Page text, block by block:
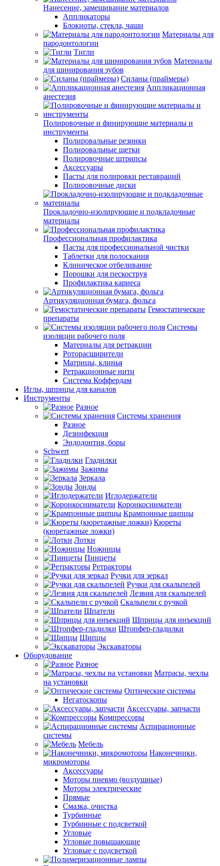
Нанесение, замешивание материалов
Аппликаторы
Блокноты, стекла, чаши
Материалы для
пародонтологии
Тигли
Материалы
для шинирования зубов
Силаны (праймеры)
Аппликационная
анестезия
Полировочные и финирующие материалы и
инструменты
Полировальные резинки
Полировальные щетки
Полировочные штрипсы
Аксессуары
Пасты для полировки реставраций
Полировочные диски
Прокладочно-изолирующие и подкладочные
материалы
Профессиональная профилактика
Пасты для профессиональной чистки
Таблетки для полоскания
Клиническое отбеливание
Порошки для пескоструя
Профилактика кариеса
Артикуляционная бумага, фольга
Гемостатические
препараты
Системы
изоляции рабочего поля
Материалы для ретракции
Роторасширители
Матрицы, клинья
Ретракционные нити
Система Коффердам
Иглы, шприцы для каналов
Инструменты
Разное
Системы хранения
Разное
Дезинфекция
Эндодонтия, боры
Schwert
Гладилки
Зажимы
Зеркала
Зонды
Иглодержатели
Коронкосниматели
Крампонные щипцы
Кюреты
(кюретажные ложки)
Лотки
Ножницы
Пинцеты
Ретракторы
Ручки для зеркал
Ручки для скальпелей
Лезвия для скальпелей
Скальпели с ручкой
Шпатели
Шприцы для инъекций
Штопфер-гладилки
Щипцы
Экскаваторы
Оборудование
Разное
Матрасы, чехлы
на установки
Оптические системы
Негатоскопы
Аксессуары, запчасти
Компрессоры
Аспирационные
системы
Мебель
Наконечники,
микромоторы
Аксессуары
Моторы пневмо (воздушные)
Моторы электрические
Прямые
Смазка, очистка
Турбинные
Турбинные с подсветкой
Угловые
Угловые повышающие
Угловые с подсветкой